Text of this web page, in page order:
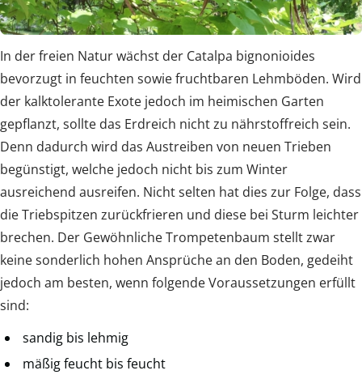
In der freien Natur wächst der Catalpa bignonioides
bevorzugt in feuchten sowie fruchtbaren Lehmböden. Wird
der kalktolerante Exote jedoch im heimischen Garten
gepflanzt, sollte das Erdreich nicht zu nährstoffreich sein.
Denn dadurch wird das Austreiben von neuen Trieben
begünstigt, welche jedoch nicht bis zum Winter
ausreichend ausreifen. Nicht selten hat dies zur Folge, dass
die Triebspitzen zurückfrieren und diese bei Sturm leichter
brechen. Der Gewöhnliche Trompetenbaum stellt zwar
keine sonderlich hohen Ansprüche an den Boden, gedeiht
jedoch am besten, wenn folgende Voraussetzungen erfüllt
sind:
sandig bis lehmig
mäßig feucht bis feucht